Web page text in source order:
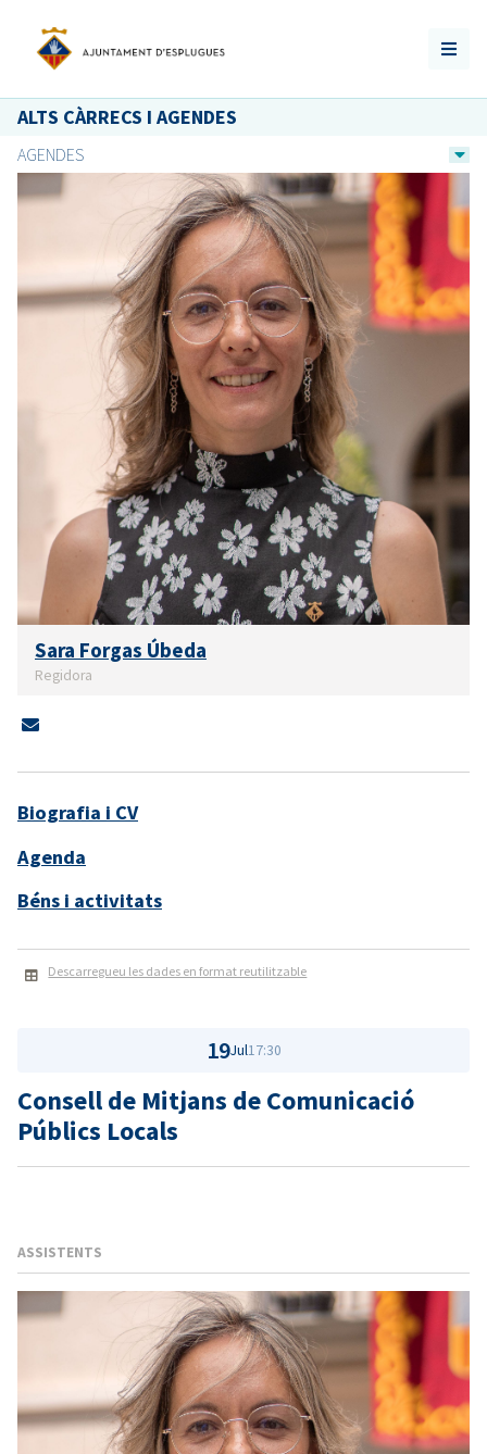
ALTS CÀRRECS I AGENDES
AGENDES
Sara Forgas Úbeda
Regidora
Biografia i CV
Agenda
Béns i activitats
Descarregueu les dades en format reutilitzable
19Jul17:30
Consell de Mitjans de Comunicació
Públics Locals
ASSISTENTS